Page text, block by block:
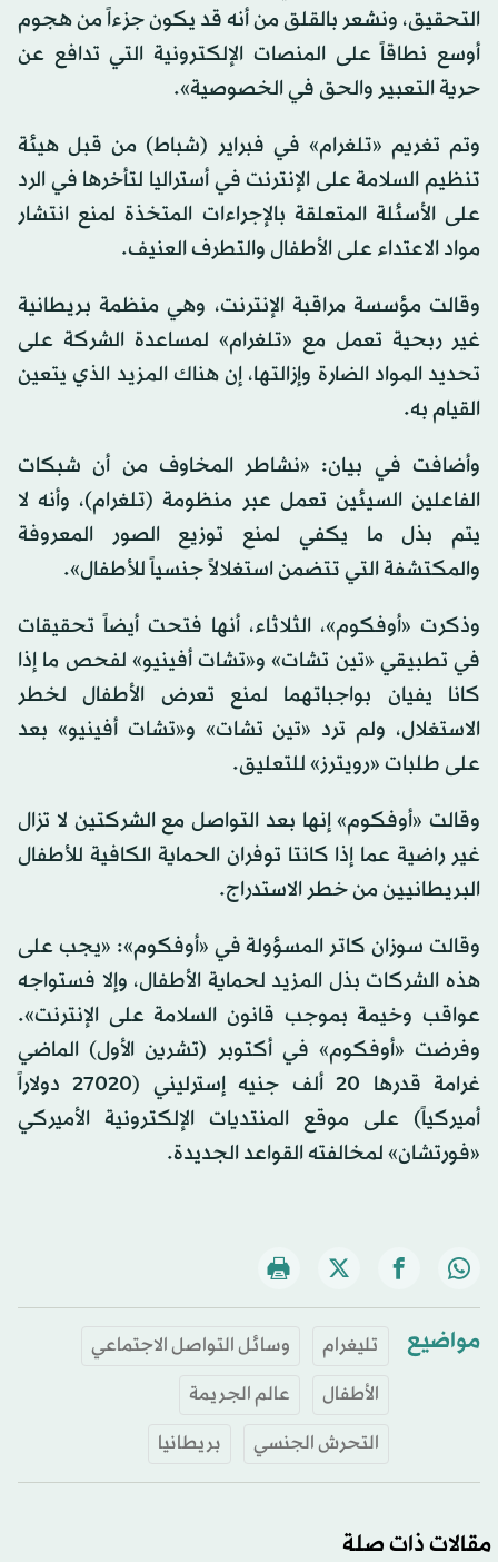
التحقيق، ونشعر بالقلق من أنه قد يكون جزءاً من هجوم
أوسع نطاقاً على المنصات الإلكترونية التي تدافع عن
حرية التعبير والحق في الخصوصية».
وتم تغريم «تلغرام» في فبراير (شباط) من قبل هيئة
تنظيم السلامة على الإنترنت في أستراليا لتأخرها في الرد
على الأسئلة المتعلقة بالإجراءات المتخذة لمنع انتشار
مواد الاعتداء على الأطفال والتطرف العنيف.
وقالت مؤسسة مراقبة الإنترنت، وهي منظمة بريطانية
غير ربحية تعمل مع «تلغرام» لمساعدة الشركة على
تحديد المواد الضارة وإزالتها، إن هناك المزيد الذي يتعين
القيام به.
وأضافت في بيان: «نشاطر المخاوف من أن شبكات
الفاعلين السيئين تعمل عبر منظومة (تلغرام)، وأنه لا
يتم بذل ما يكفي لمنع توزيع الصور المعروفة
والمكتشفة التي تتضمن استغلالاً جنسياً للأطفال».
وذكرت «أوفكوم»، الثلاثاء، أنها فتحت أيضاً تحقيقات
في تطبيقي «تين تشات» و«تشات أفينيو» لفحص ما إذا
كانا يفيان بواجباتهما لمنع تعرض الأطفال لخطر
الاستغلال، ولم ترد «تين تشات» و«تشات أفينيو» بعد
على طلبات «رويترز» للتعليق.
وقالت «أوفكوم» إنها بعد التواصل مع الشركتين لا تزال
غير راضية عما إذا كانتا توفران الحماية الكافية للأطفال
البريطانيين من خطر الاستدراج.
وقالت سوزان كاتر المسؤولة في «أوفكوم»: «يجب على
هذه الشركات بذل المزيد لحماية الأطفال، وإلا فستواجه
عواقب وخيمة بموجب قانون السلامة على الإنترنت».
وفرضت «أوفكوم» في أكتوبر (تشرين الأول) الماضي
غرامة قدرها 20 ألف جنيه إسترليني (27020 دولاراً
أميركياً) على موقع المنتديات الإلكترونية الأميركي
«فورتشان» لمخالفته القواعد الجديدة.
مواضيع تليغرام
وسائل التواصل الاجتماعي
الأطفال
عالم الجريمة
التحرش الجنسي
بريطانيا
مقالات ذات صلة